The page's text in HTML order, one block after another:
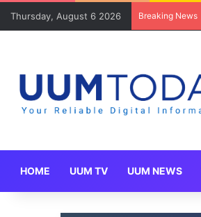
Thursday, August 6 2026 Breaking News
HOME UUM TV UUM NEWS